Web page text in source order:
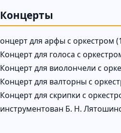
Концерты
онцерт для арфы с оркестром
Концерт для голоса с
Концерт для виолончели с
Концерт для валторны с
Концерт для скрипки с
инструментован Б. Н.